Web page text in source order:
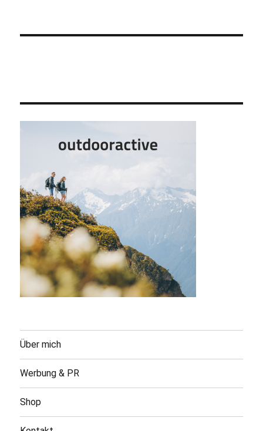
Über mich
Werbung & PR
Shop